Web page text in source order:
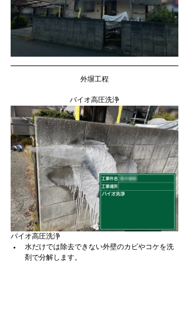
外塀工程
バイオ高圧洗浄
バイオ高圧洗浄
水だけでは除去できない外壁のカビやコケを洗
剤で分解します。